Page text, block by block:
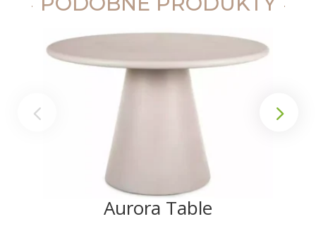
Aurora Table